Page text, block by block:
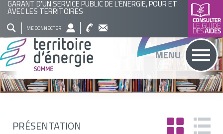
GARANT D'UN SERVICE PUBLIC DE L'ÉNERGIE, POUR ET
AVEC LES TERRITOIRES
ME CONNECTER
RECHERCHER MENU
PRÉSENTATION
QUI
SOMMES
NOUS
?
NOS
ACTIONS
ACTUALITÉS
AGENDA
BASE
DOCUMENTAIRE